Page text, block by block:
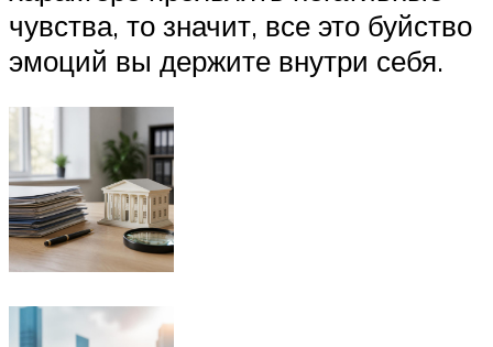
чувства, то значит, все это буйство
эмоций вы держите внутри себя.